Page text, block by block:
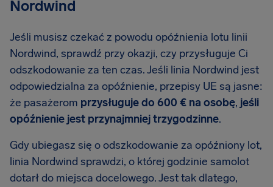
Nordwind
Jeśli musisz czekać z powodu opóźnienia lotu linii
Nordwind, sprawdź przy okazji, czy przysługuje Ci
odszkodowanie za ten czas. Jeśli linia Nordwind jest
odpowiedzialna za opóźnienie, przepisy UE są jasne:
że pasażerom przysługuje do 600 € na osobę, jeśli
opóźnienie jest przynajmniej trzygodzinne.
Gdy ubiegasz się o odszkodowanie za opóźniony lot,
linia Nordwind sprawdzi, o której godzinie samolot
dotarł do miejsca docelowego. Jest tak dlatego,